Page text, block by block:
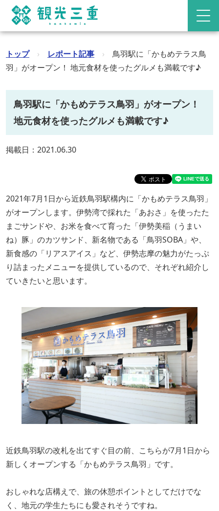
トップ › レポート記事 ›
鳥羽駅に「かもめテラス鳥
羽」がオープン！ 地元食材を使ったグルメも満載です♪
鳥羽駅に「かもめテラス鳥羽」がオープン！
地元食材を使ったグルメも満載です♪
掲載日：2021.06.30
2021年7月1日から近鉄鳥羽駅構内に「かもめテラス鳥羽」
がオープンします。伊勢湾で採れた「あおさ」を使ったた
まごサンドや、お米を食べて育った「伊勢美稲（うまい
ね）豚」のカツサンド、新名物である「鳥羽SOBA」や、
新食感の「リアスアイス」など、伊勢志摩の魅力がたっぷ
り詰まったメニューを提供しているので、それぞれ紹介し
ていきたいと思います。
近鉄鳥羽駅の改札を出てすぐ目の前、こちらが7月1日から
新しくオープンする「かもめテラス鳥羽」です。
おしゃれな店構えで、旅の休憩ポイントとしてだけでな
く、地元の学生たちにも愛されそうですね。